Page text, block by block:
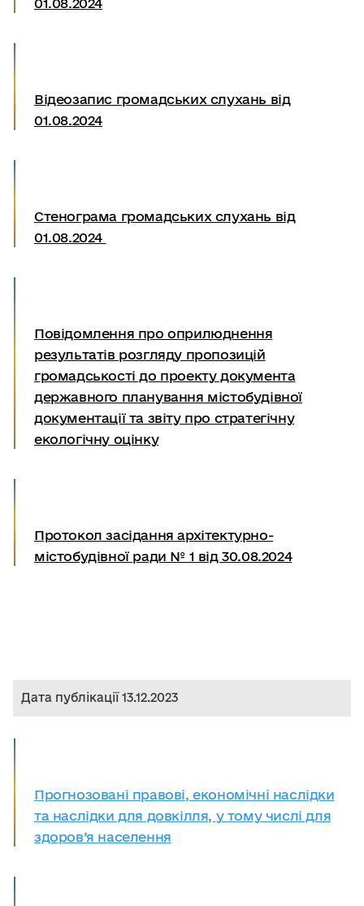
Відеозапис громадських слухань від
01.08.2024
Cтенограма громадських слухань від
01.08.2024
Повідомлення про оприлюднення
результатів розгляду пропозицій
громадськості до проекту документа
державного планування містобудівної
документації та звіту про стратегічну
екологічну оцінку
Протокол засідання архітектурно-
містобудівної ради № 1 від 30.08.2024
Дата публікації 13.12.2023
Прогнозовані правові, економічні наслідки
та наслідки для довкілля, у тому числі для
здоров’я населення